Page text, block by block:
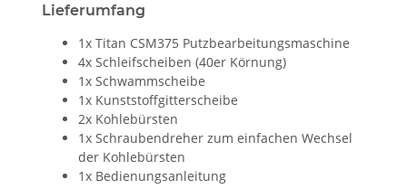
Lieferumfang
1x Titan CSM375 Putzbearbeitungsmaschine
4x Schleifscheiben (40er Körnung)
1x Schwammscheibe
1x Kunststoffgitterscheibe
2x Kohlebürsten
1x Schraubendreher zum einfachen Wechsel
der Kohlebürsten
1x Bedienungsanleitung